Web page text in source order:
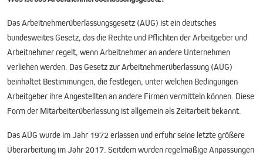
Das Arbeitnehmerüberlassungsgesetz (AÜG) ist ein deutsches
bundesweites Gesetz, das die Rechte und Pflichten der Arbeitgeber und
Arbeitnehmer regelt, wenn Arbeitnehmer an andere Unternehmen
verliehen werden. Das Gesetz zur Arbeitnehmerüberlassung (AÜG)
beinhaltet Bestimmungen, die festlegen, unter welchen Bedingungen
Arbeitgeber ihre Angestellten an andere Firmen vermitteln können. Diese
Form der Mitarbeiterüberlassung ist allgemein als Zeitarbeit bekannt.
Das AÜG wurde im Jahr 1972 erlassen und erfuhr seine letzte größere
Überarbeitung im Jahr 2017. Seitdem wurden regelmäßige Anpassungen